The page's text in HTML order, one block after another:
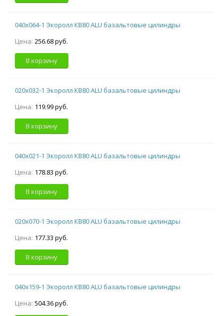
040х064-1 Экоролл КВ80 ALU базальтовые цилиндры
Цена: 256.68 руб.
В корзину
020х032-1 Экоролл КВ80 ALU базальтовые цилиндры
Цена: 119.99 руб.
В корзину
040х021-1 Экоролл КВ80 ALU базальтовые цилиндры
Цена: 178.83 руб.
В корзину
020х070-1 Экоролл КВ80 ALU базальтовые цилиндры
Цена: 177.33 руб.
В корзину
040х159-1 Экоролл КВ80 ALU базальтовые цилиндры
Цена: 504.36 руб.